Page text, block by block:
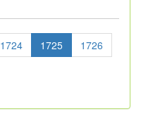
1724 1725
1726